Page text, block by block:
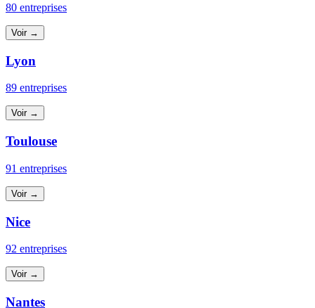
80 entreprises
Voir →
Lyon
89 entreprises
Voir →
Toulouse
91 entreprises
Voir →
Nice
92 entreprises
Voir →
Nantes